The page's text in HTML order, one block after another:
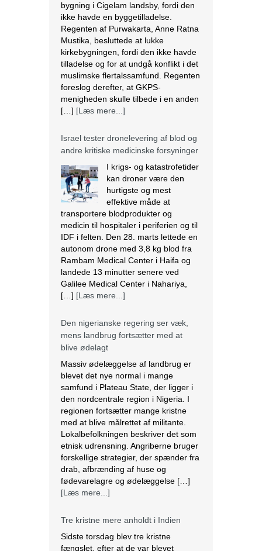
bygning i Cigelam landsby, fordi den
ikke havde en byggetilladelse.
Regenten af Purwakarta, Anne Ratna
Mustika, besluttede at lukke
kirkebygningen, fordi den ikke havde
tilladelse og for at undgå konflikt i det
muslimske flertalssamfund. Regenten
foreslog derefter, at GKPS-
menigheden skulle tilbede i en anden
[…] [Læs mere...]
Israel tester dronelevering af blod og
andre kritiske medicinske forsyninger
I krigs- og katastrofetider
kan droner være den
hurtigste og mest
effektive måde at
transportere blodprodukter og
medicin til hospitaler i periferien og til
IDF i felten. Den 28. marts lettede en
autonom drone med 3,8 kg blod fra
Rambam Medical Center i Haifa og
landede 13 minutter senere ved
Galilee Medical Center i Nahariya,
[…] [Læs mere...]
Den nigerianske regering ser væk,
mens landbrug fortsætter med at
blive ødelagt
Massiv ødelæggelse af landbrug er
blevet det nye normal i mange
samfund i Plateau State, der ligger i
den nordcentrale region i Nigeria. I
regionen fortsætter mange kristne
med at blive målrettet af militante.
Lokalbefolkningen beskriver det som
etnisk udrensning. Angriberne bruger
forskellige strategier, der spænder fra
drab, afbrænding af huse og
fødevarelagre og ødelæggelse […]
[Læs mere...]
Tre kristne mere anholdt i Indien
Sidste torsdag blev tre kristne
fængslet, efter at de var blevet